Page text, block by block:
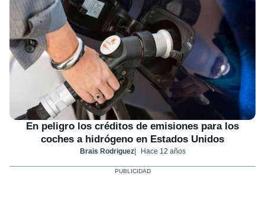
En peligro los créditos de emisiones para los
coches a hidrógeno en Estados Unidos
Brais Rodriguez Hace 12 años